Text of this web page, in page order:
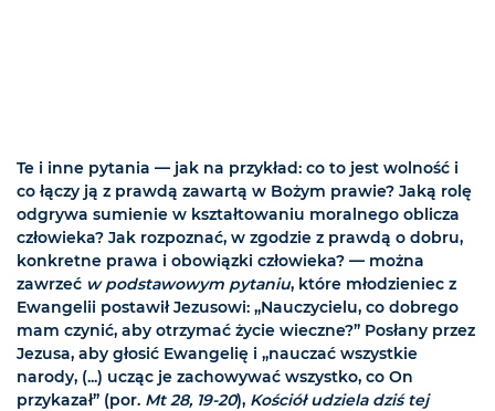
Te i inne pytania — jak na przykład: co to jest wolność i
co łączy ją z prawdą zawartą w Bożym prawie? Jaką rolę
odgrywa sumienie w kształtowaniu moralnego oblicza
człowieka? Jak rozpoznać, w zgodzie z prawdą o dobru,
konkretne prawa i obowiązki człowieka? — można
zawrzeć w podstawowym pytaniu, które młodzieniec z
Ewangelii postawił Jezusowi: „Nauczycielu, co dobrego
mam czynić, aby otrzymać życie wieczne?” Posłany przez
Jezusa, aby głosić Ewangelię i „nauczać wszystkie
narody, (...) ucząc je zachowywać wszystko, co On
przykazał” (por. Mt 28, 19-20), Kościół udziela dziś tej